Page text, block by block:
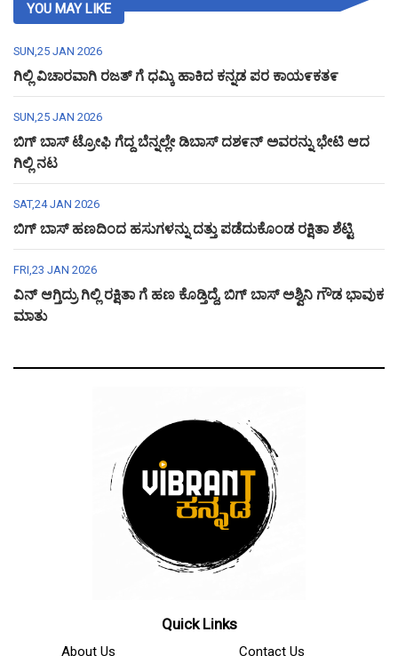
YOU MAY LIKE
SUN,25 JAN 2026
ಗಿಲ್ಲಿ ವಿಚಾರವಾಗಿ ರಜತ್ ಗೆ ಧಮ್ಕಿ ಹಾಕಿದ ಕನ್ನಡ ಪರ ಕಾಯ೯ಕತ೯
SUN,25 JAN 2026
ಬಿಗ್ ಬಾಸ್ ಟ್ರೋಫಿ ಗೆದ್ದ ಬೆನ್ನಲ್ಲೇ ಡಿಬಾಸ್ ದಶ೯ನ್ ಅವರನ್ನು ಭೇಟಿ ಆದ
ಗಿಲ್ಲಿ ನಟ
SAT,24 JAN 2026
ಬಿಗ್ ಬಾಸ್ ಹಣದಿಂದ ಹಸುಗಳನ್ನು ದತ್ತು ಪಡೆದುಕೊಂಡ ರಕ್ಷಿತಾ ಶೆಟ್ಟಿ
FRI,23 JAN 2026
ವಿನ್ ಆಗ್ತಿದ್ರು ಗಿಲ್ಲಿ ರಕ್ಷಿತಾ ಗೆ ಹಣ ಕೊಡ್ತಿದ್ದೆ, ಬಿಗ್ ಬಾಸ್ ಅಶ್ವಿನಿ ಗೌಡ ಭಾವುಕ
ಮಾತು
Quick Links
About Us Contact Us